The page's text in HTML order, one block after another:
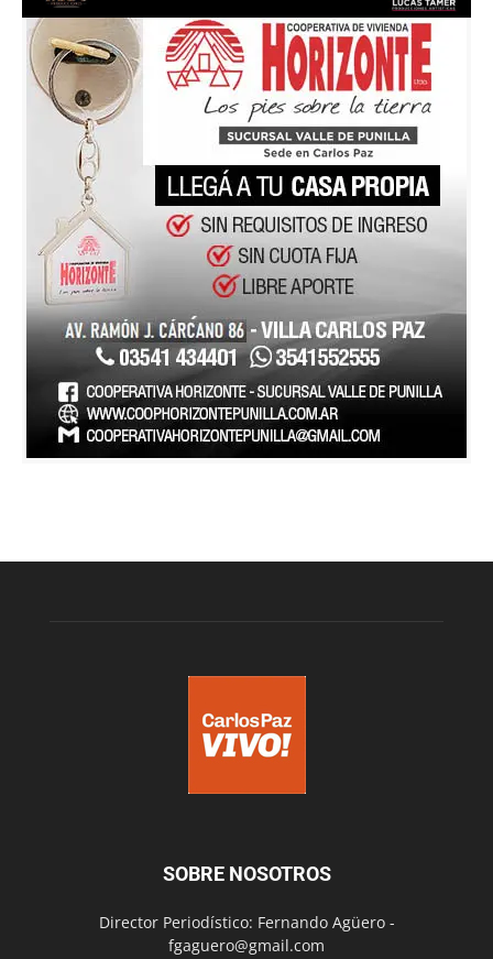
SOBRE NOSOTROS
Director Periodístico: Fernando Agüero -
fgaguero@gmail.com